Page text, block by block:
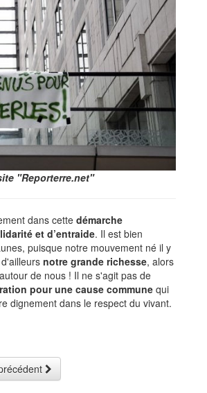
"Reporterre.net"
dans cette démarche
et d’entraide. Il est bien
puisque notre mouvement né il y
notre grande richesse, alors
de nous ! Il ne s'agit pas de
pour une cause commune qui
dignement dans le respect du vivant.